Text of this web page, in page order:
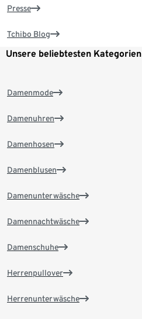
Presse
Tchibo Blog
Unsere beliebtesten Kategorien
Damenmode
Damenuhren
Damenhosen
Damenblusen
Damenunterwäsche
Damennachtwäsche
Damenschuhe
Herrenpullover
Herrenunterwäsche